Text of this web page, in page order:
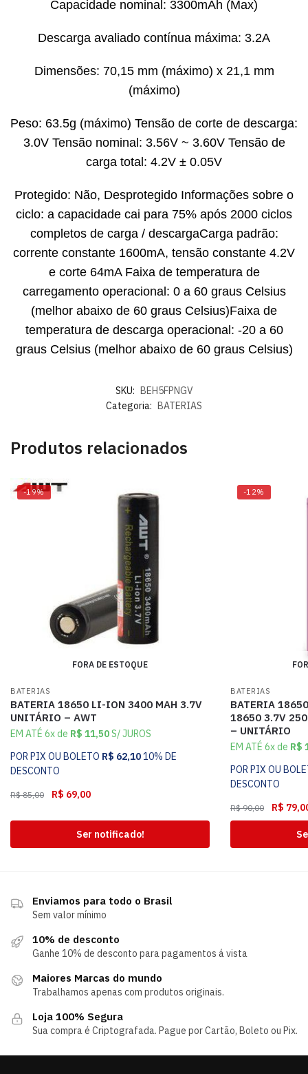
Capacidade nominal: 3300mAh (Max)
Descarga avaliado contínua máxima: 3.2A
Dimensões: 70,15 mm (máximo) x 21,1 mm
(máximo)
Peso: 63.5g (máximo) Tensão de corte de descarga:
3.0V Tensão nominal: 3.56V ~ 3.60V Tensão de
carga total: 4.2V ± 0.05V
Protegido: Não, Desprotegido Informações sobre o
ciclo: a capacidade cai para 75% após 2000 ciclos
completos de carga / descargaCarga padrão:
corrente constante 1600mA, tensão constante 4.2V
e corte 64mA Faixa de temperatura de
carregamento operacional: 0 a 60 graus Celsius
(melhor abaixo de 60 graus Celsius)Faixa de
temperatura de descarga operacional: -20 a 60
graus Celsius (melhor abaixo de 60 graus Celsius)
SKU: BEH5FPNGV
Categoria: BATERIAS
Produtos relacionados
-19%
FORA DE ESTOQUE
BATERIAS
BATERIA 18650 LI-ION 3400 MAH 3.7V
UNITÁRIO – AWT
EM ATÉ 6x de R$ 11,50S/ JUROS
POR PIX OU BOLETO R$ 62,1010% DE
DESCONTO
R$85,00 R$ 69,00
Ser notificado!
-12%
BATERIAS
BATERIA
18650 3.7V
– UNITÁRIO
EM ATÉ 6x de R$
POR PIX OU
DESCONTO
R$90,00 R$
Enviamos para todo o Brasil
Sem valor mínimo
10% de desconto
Ganhe 10% de desconto para pagamentos á vista
Maiores Marcas do mundo
Trabalhamos apenas com produtos originais.
Loja 100% Segura
Sua compra é Criptografada. Pague por Cartão, Boleto ou Pix.